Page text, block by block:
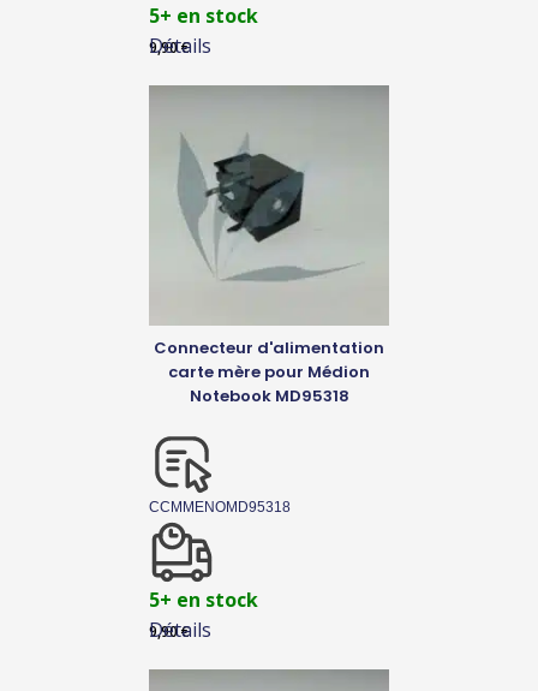
Détails
5+ en stock
9,90€
Détails
Connecteur d'alimentation
carte mère pour Médion
Notebook MD95318
CCMMENOMD95318
5+ en stock
9,90€